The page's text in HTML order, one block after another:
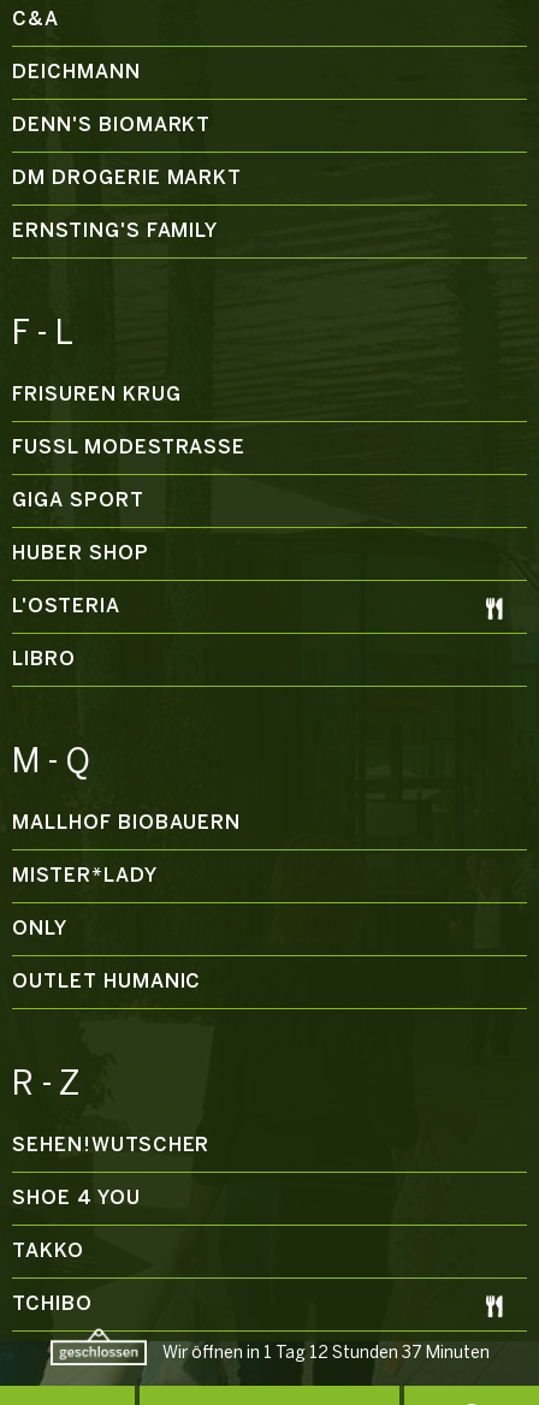
C&A
DEICHMANN
DENN'S BIOMARKT
DM DROGERIE MARKT
ERNSTING'S FAMILY
F - L
FRISUREN KRUG
FUSSL MODESTRASSE
GIGA SPORT
HUBER SHOP
L'OSTERIA
LIBRO
M - Q
MALLHOF BIOBAUERN
MISTER*LADY
ONLY
OUTLET HUMANIC
R - Z
SEHEN!WUTSCHER
SHOE 4 YOU
TAKKO
TCHIBO
Wir öffnen in 1 Tag 12 Stunden 37 Minuten